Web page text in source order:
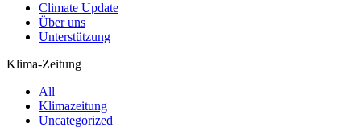
Climate Update
Über uns
Unterstützung
Klima-Zeitung
All
Klimazeitung
Uncategorized